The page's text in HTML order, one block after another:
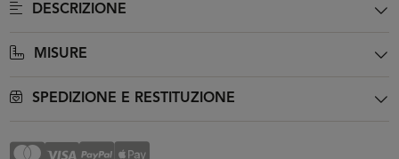
DESCRIZIONE
MISURE
SPEDIZIONE E RESTITUZIONE